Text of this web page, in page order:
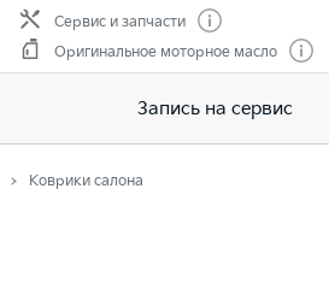
Сервис и запчасти
Оригинальное моторное масло
Запись на сервис
Коврики салона